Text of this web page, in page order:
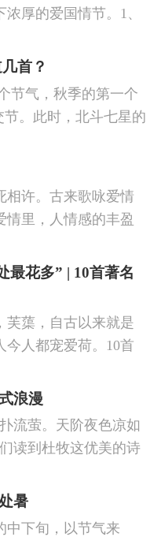
厚的爱国情节。1、
麾下炙，五十弦翻
首？
节气，秋季的第一个
。此时，北斗七星的
渐收、阴气渐长，由
相许。古来歌咏爱情
情里，人情感的丰盈
诗词，与你一起感受
最花多” | 10首著名
芙蕖，自古以来就是
今人都宠爱荷。10首
水爱晴柔。
浪漫
流萤。天阶夜色凉如
读到杜牧这优美的诗
暑
中下旬，以节气来